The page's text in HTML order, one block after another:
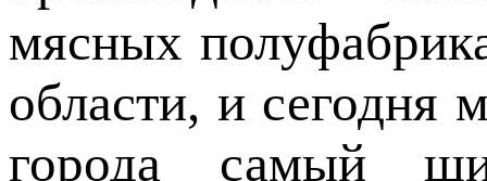
мясных
области, и
города самый